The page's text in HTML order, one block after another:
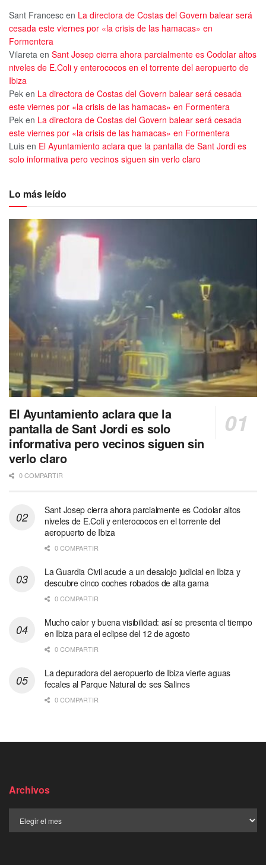
Sant Francesc en La directora de Costas del Govern balear será
cesada este viernes por «la crisis de las hamacas» en
Formentera
Vilareta en Sant Josep cierra ahora parcialmente es Codolar altos
niveles de E.Coli y enterococos en el torrente del aeropuerto de
Ibiza
Pek en La directora de Costas del Govern balear será cesada
este viernes por «la crisis de las hamacas» en Formentera
Pek en La directora de Costas del Govern balear será cesada
este viernes por «la crisis de las hamacas» en Formentera
Luis en El Ayuntamiento aclara que la pantalla de Sant Jordi es
solo informativa pero vecinos siguen sin verlo claro
Lo más leído
El Ayuntamiento aclara que la
pantalla de Sant Jordi es solo
informativa pero vecinos siguen sin
verlo claro
0 COMPARTIR
Sant Josep cierra ahora parcialmente es Codolar altos
niveles de E.Coli y enterococos en el torrente del
aeropuerto de Ibiza
0 COMPARTIR
La Guardia Civil acude a un desalojo judicial en Ibiza y
descubre cinco coches robados de alta gama
0 COMPARTIR
Mucho calor y buena visibilidad: así se presenta el tiempo
en Ibiza para el eclipse del 12 de agosto
0 COMPARTIR
La depuradora del aeropuerto de Ibiza vierte aguas
fecales al Parque Natural de ses Salines
0 COMPARTIR
Archivos